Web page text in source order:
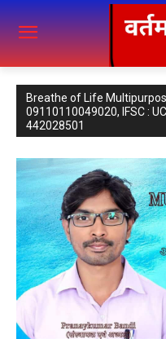
Breathe of Life
09110110049020, IFSC :
442028501